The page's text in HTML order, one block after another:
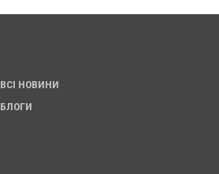
ВСІ НОВИНИ
БЛОГИ